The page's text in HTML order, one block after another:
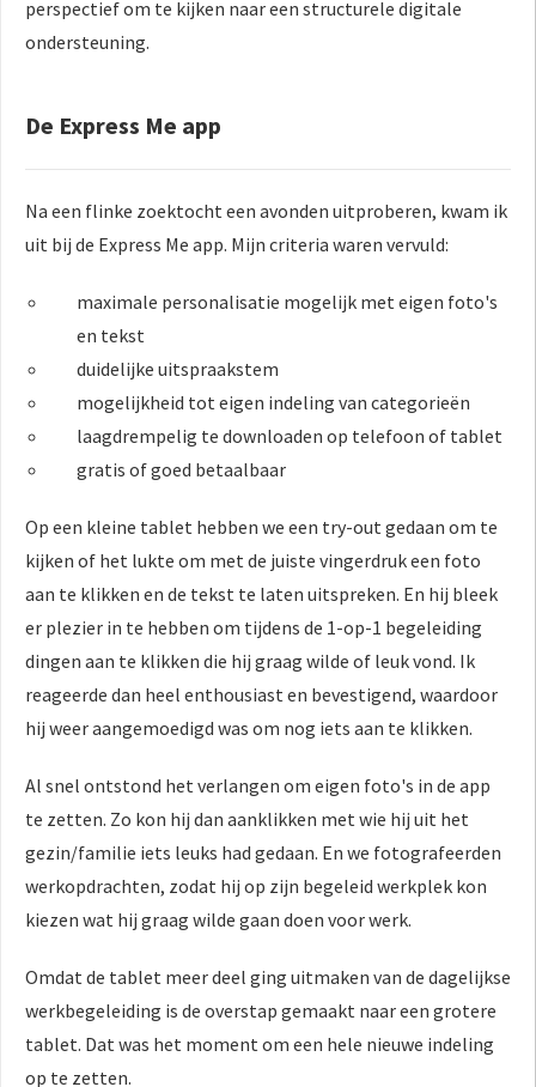
perspectief om te kijken naar een structurele digitale
ondersteuning.
De Express Me app
Na een flinke zoektocht een avonden uitproberen, kwam ik
uit bij de Express Me app. Mijn criteria waren vervuld:
maximale personalisatie mogelijk met eigen foto's
en tekst
duidelijke uitspraakstem
mogelijkheid tot eigen indeling van categorieën
laagdrempelig te downloaden op telefoon of tablet
gratis of goed betaalbaar
Op een kleine tablet hebben we een try-out gedaan om te
kijken of het lukte om met de juiste vingerdruk een foto
aan te klikken en de tekst te laten uitspreken. En hij bleek
er plezier in te hebben om tijdens de 1-op-1 begeleiding
dingen aan te klikken die hij graag wilde of leuk vond. Ik
reageerde dan heel enthousiast en bevestigend, waardoor
hij weer aangemoedigd was om nog iets aan te klikken.
Al snel ontstond het verlangen om eigen foto's in de app
te zetten. Zo kon hij dan aanklikken met wie hij uit het
gezin/familie iets leuks had gedaan. En we fotografeerden
werkopdrachten, zodat hij op zijn begeleid werkplek kon
kiezen wat hij graag wilde gaan doen voor werk.
Omdat de tablet meer deel ging uitmaken van de dagelijkse
werkbegeleiding is de overstap gemaakt naar een grotere
tablet. Dat was het moment om een hele nieuwe indeling
op te zetten.